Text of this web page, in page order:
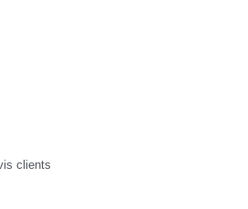
clients